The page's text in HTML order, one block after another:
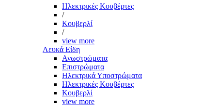
Ηλεκτρικές Κουβέρτες
/
Κουβερλί
/
view more
Λευκά Είδη
Ανωστρώματα
Επιστρώματα
Ηλεκτρικά Υποστρώματα
Ηλεκτρικές Κουβέρτες
Κουβερλί
view more